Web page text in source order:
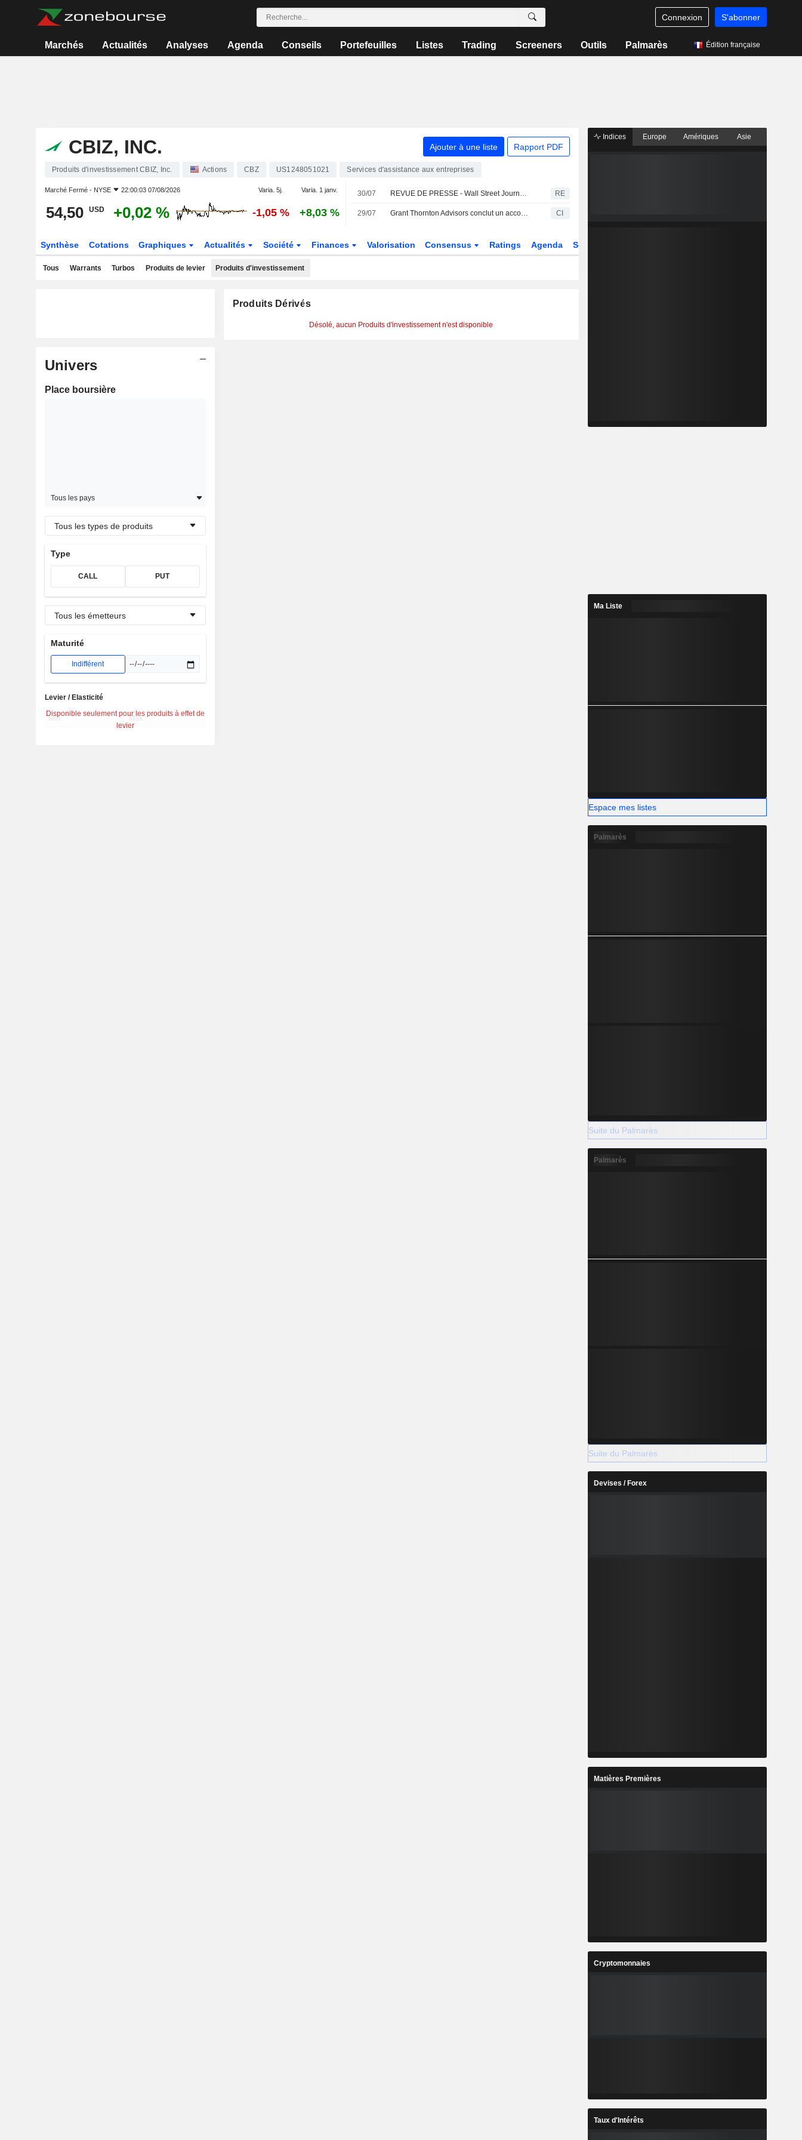
Connexion S'abonner
Marchés Actualités Analyses Agenda Conseils Portefeuilles Listes Trading Screeners Outils Palmarès Édition française
CBIZ, INC. Ajouter à une liste Rapport PDF
Produits d'investissement CBIZ, Inc. Actions CBZ US1248051021 Services d'assistance aux entreprises
Marché Fermé - NYSE 22:00:03 07/08/2026 Varia. 5j. Varia. 1 janv.
54,50 USD +0,02 % -1,05 % +8,03 %
30/07 REVUE DE PRESSE - Wall Street Journal - 30 juillet RE
29/07 Grant Thornton Advisors conclut un accord définitif pour l'acquisition de CBIZ CI
Synthèse Cotations Graphiques Actualités Société Finances Valorisation Consensus Ratings Agenda Secteur
Tous Warrants Turbos Produits de levier Produits d'investissement
Univers
Place boursière
Tous les pays
Tous les types de produits
Type
CALL PUT
Tous les émetteurs
Maturité
Indifférent
Disponible seulement pour les produits à effet de
levier
Levier / Elasticité
Produits Dérivés
Désolé, aucun Produits d'investissement n'est disponible
Indices Europe Amériques Asie
Ma Liste
Espace mes listes
Palmarès
Suite du Palmarès
Palmarès
Suite du Palmarès
Devises / Forex
Matières Premières
Cryptomonnaies
Taux d'Intérêts